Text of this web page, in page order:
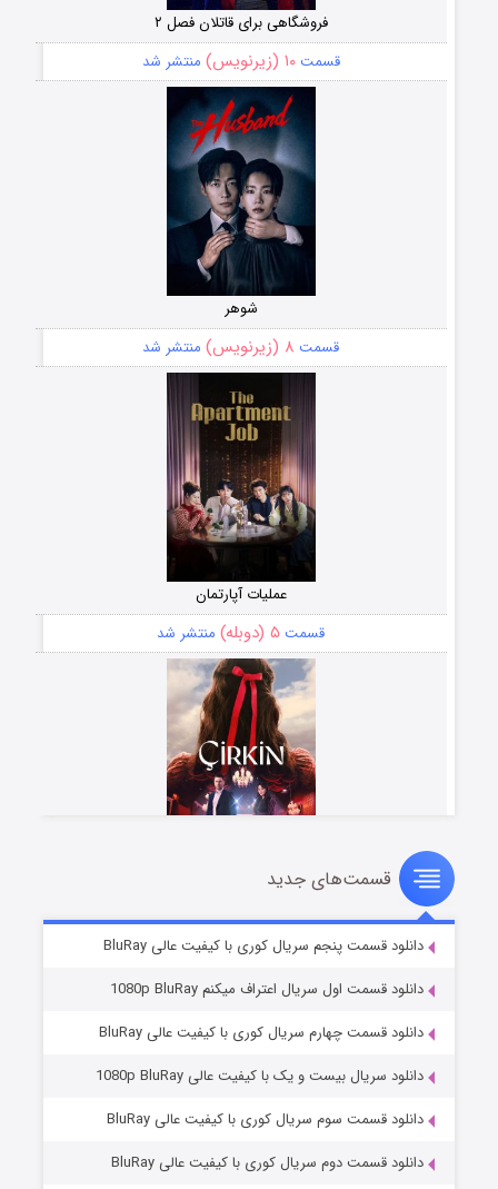
فروشگاهی برای قاتلان فصل ۲
قسمت۱۰ (زیرنویس) منتشر شد
شوهر
قسمت ۸ (زیرنویس) منتشر شد
عملیات آپارتمان
قسمت ۵ (دوبله) منتشر شد
سریال زشت
قسمت۲ (زیرنویس) منتشر شد
مردگان متحرک: شهر مرده ۳
قسمت‌های جدید
دانلود قسمت پنجم سریال کوری با کیفیت عالی BluRay
دانلود قسمت اول سریال اعتراف میکنم 1080p BluRay
دانلود قسمت چهارم سریال کوری با کیفیت عالی BluRay
دانلود سریال بیست و یک با کیفیت عالی 1080p BluRay
دانلود قسمت سوم سریال کوری با کیفیت عالی BluRay
دانلود قسمت دوم سریال کوری با کیفیت عالی BluRay